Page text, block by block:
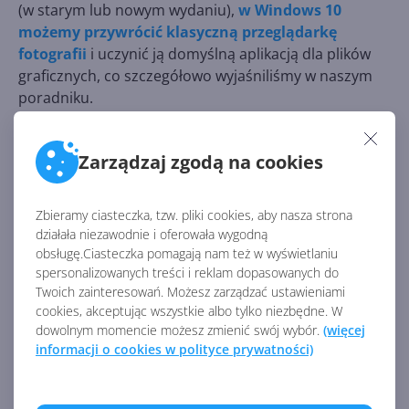
Zarządzaj zgodą na cookies
Zbieramy ciasteczka, tzw. pliki cookies, aby nasza strona
działała niezawodnie i oferowała wygodną
obsługę.Ciasteczka pomagają nam też w wyświetlaniu
spersonalizowanych treści i reklam dopasowanych do
Twoich zainteresowań. Możesz zarządzać ustawieniami
cookies, akceptując wszystkie albo tylko niezbędne. W
dowolnym momencie możesz zmienić swój wybór. (więcej
informacji o cookies w polityce prywatności)
(w starym lub nowym wydaniu), w Windows 10
możemy przywrócić klasyczną przeglądarkę
fotografii i uczynić ją domyślną aplikacją dla plików
graficznych, co szczegółowo wyjaśniliśmy w naszym
poradniku.
Przypomnijmy, że
była opcją, pozwalającą
ograniczonej liczbie Insiderów przeskoczyć do gałęzi
Redstone 4 (Spring Update) jeszcze przed oficjalnym
poligon doświadczalny, który przywodzi na myśl
fundamentalne założenia Fast Ring, dlatego obecnie
trwające testy nie muszą koniecznie odzwierciedlać
finalnej wersji produktu.
Źródło:
get-renamed-to-story-remix-in-windows-10/